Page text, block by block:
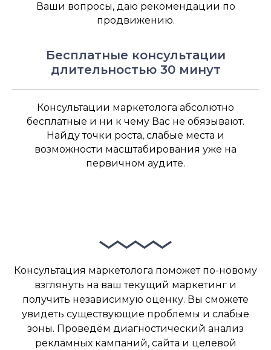
Ваши вопросы, даю рекомендации по
продвижению.
Бесплатные консультации
длительностью 30 минут
Консультации маркетолога абсолютно
бесплатные и ни к чему Вас не обязывают.
Найду точки роста, слабые места и
возможности масштабирования уже на
первичном аудите.
Консультация маркетолога поможет по-новому
взглянуть на ваш текущий маркетинг и
получить независимую оценку. Вы сможете
увидеть существующие проблемы и слабые
зоны. Проведём диагностический анализ
рекламных кампаний, сайта и целевой